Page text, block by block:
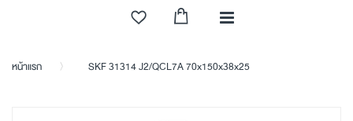
หน้าแรก SKF 31314 J2/QCL7A 70x150x38x25